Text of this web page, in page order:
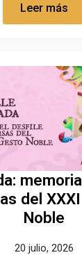
Leer más
del
Noble
20 julio, 2026